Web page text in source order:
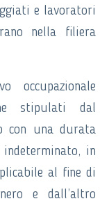
e lavoratori
nella filiera
occupazionale
stipulati dal
con una durata
in
al fine di
e dall’altro